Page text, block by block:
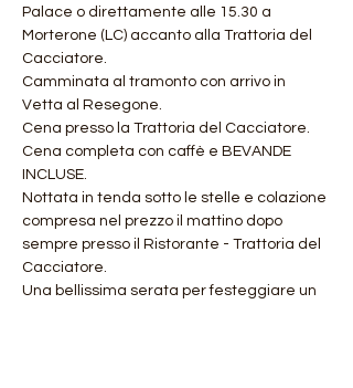
Palace o direttamente alle 15.30 a
Morterone (LC) accanto alla Trattoria del
Cacciatore.
Camminata al tramonto con arrivo in
Vetta al Resegone.
Cena presso la Trattoria del Cacciatore.
Cena completa con caffè e BEVANDE
INCLUSE.
Nottata in tenda sotto le stelle e colazione
compresa nel prezzo il mattino dopo
sempre presso il Ristorante - Trattoria del
Cacciatore.
Una bellissima serata per festeggiare un